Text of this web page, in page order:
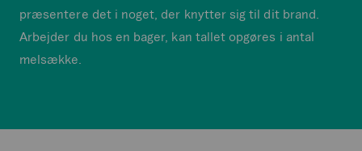
præsentere det i noget, der knytter sig til dit brand.
Arbejder du hos en bager, kan tallet opgøres i antal
melsække.